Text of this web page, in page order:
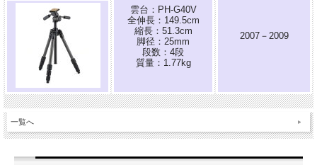
雲台：PH-G40V
全伸長：149.5cm
縮長：51.3cm
脚径：25mm
段数：4段
質量：1.77kg
2007－2009
一覧へ